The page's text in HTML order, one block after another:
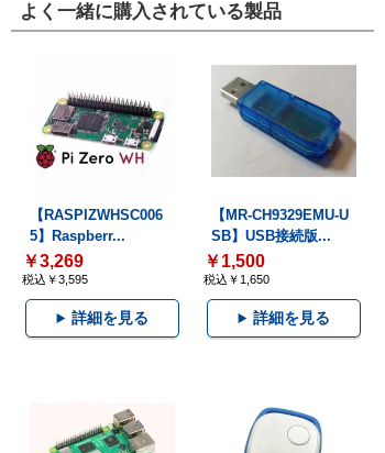
よく一緒に購入されている製品
【RASPIZWHSC006
5】Raspberr...
￥3,269
税込￥3,595
詳細を見る
【MR-CH9329EMU-U
SB】USB接続版...
￥1,500
税込￥1,650
詳細を見る